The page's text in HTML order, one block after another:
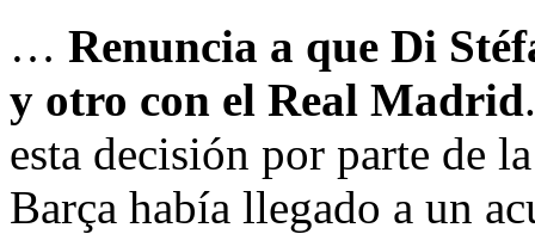
… Renuncia a que Di
y otro con el Real Madrid
esta decisión por parte de
Barça había llegado a un